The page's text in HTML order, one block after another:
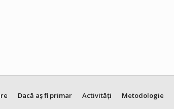
Dacă aș fi primar Activități Metodologie